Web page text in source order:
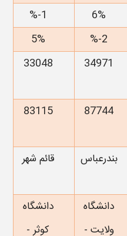
6%
1-%
2-%
5%
34971
33048
87744
83115
بندرعباس قائم شهر
دانشگاه
ولایت -
دانشگاه
کوثر -